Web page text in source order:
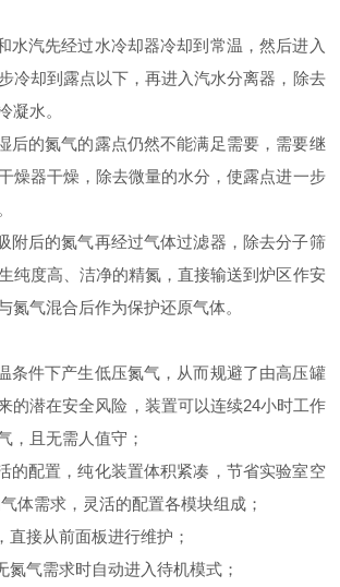
水汽先经过水冷却器冷却到常温，然后进入
冷却到露点以下，再进入汽水分离器，除去
凝水。
后的氮气的露点仍然不能满足需要，需要继
燥器干燥，除去微量的水分，使露点进一步
附后的氮气再经过气体过滤器，除去分子筛
纯度高、洁净的精氮，直接输送到炉区作安
氮气混合后作为保护还原气体。
条件下产生低压氮气，从而规避了由高压罐
的潜在安全风险，装置可以连续24小时工作
，且无需人值守；
的配置，纯化装置体积紧凑，节省实验室空
体需求，灵活的配置各模块组成；
直接从前面板进行维护；
氮气需求时自动进入待机模式；